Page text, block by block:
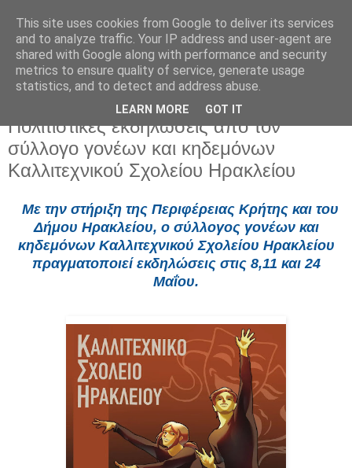
Δευτέρα 18 Μαΐου 2026
Πολιτιστικές εκδηλώσεις από τον
σύλλογο γονέων και κηδεμόνων
Καλλιτεχνικού Σχολείου Ηρακλείου
Με την στήριξη της Περιφέρειας Κρήτης και του
Δήμου Ηρακλείου, ο σύλλογος γονέων και
κηδεμόνων Καλλιτεχνικού Σχολείου Ηρακλείου
πραγματοποιεί εκδηλώσεις στις 8,11 και 24
Μαΐου.
This site uses cookies from Google to deliver its services
and to analyze traffic. Your IP address and user-agent are
shared with Google along with performance and security
metrics to ensure quality of service, generate usage
statistics, and to detect and address abuse.
LEARN MORE GOT IT